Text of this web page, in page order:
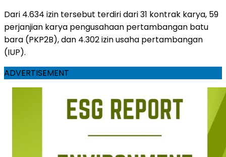
Dari 4.634 izin tersebut terdiri dari 31 kontrak karya, 59
perjanjian karya pengusahaan pertambangan batu
bara (PKP2B), dan 4.302 izin usaha pertambangan
(IUP).
ADVERTISEMENT